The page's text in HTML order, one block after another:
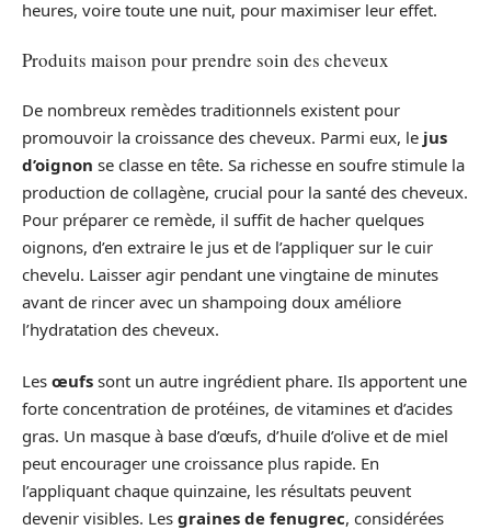
heures, voire toute une nuit, pour maximiser leur effet.
Produits maison pour prendre soin des cheveux
De nombreux remèdes traditionnels existent pour
promouvoir la croissance des cheveux. Parmi eux, le jus
d’oignon se classe en tête. Sa richesse en soufre stimule la
production de collagène, crucial pour la santé des cheveux.
Pour préparer ce remède, il suffit de hacher quelques
oignons, d’en extraire le jus et de l’appliquer sur le cuir
chevelu. Laisser agir pendant une vingtaine de minutes
avant de rincer avec un shampoing doux améliore
l’hydratation des cheveux.
Les œufs sont un autre ingrédient phare. Ils apportent une
forte concentration de protéines, de vitamines et d’acides
gras. Un masque à base d’œufs, d’huile d’olive et de miel
peut encourager une croissance plus rapide. En
l’appliquant chaque quinzaine, les résultats peuvent
devenir visibles. Les graines de fenugrec, considérées